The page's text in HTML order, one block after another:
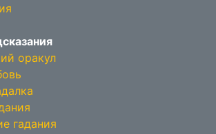
оракул
гадания